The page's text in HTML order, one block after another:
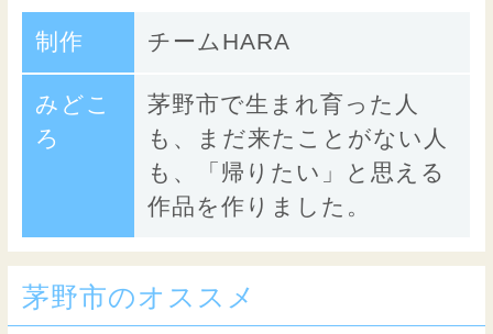
制作 チームHARA
みどこ
ろ
茅野市で生まれ育った人
も、まだ来たことがない人
も、「帰りたい」と思える
作品を作りました。
茅野市のオススメ